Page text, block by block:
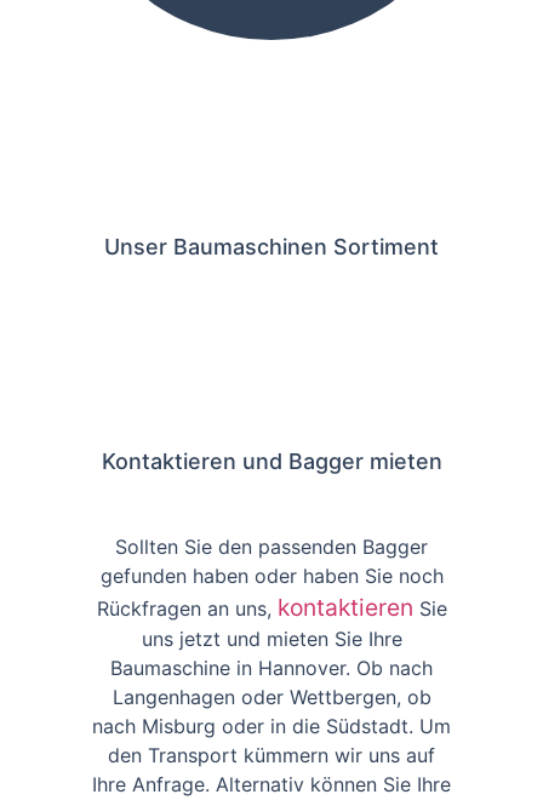
Unser Baumaschinen Sortiment
Kontaktieren und Bagger mieten
Sollten Sie den passenden Bagger
gefunden haben oder haben Sie noch
Rückfragen an uns, kontaktieren Sie
uns jetzt und mieten Sie Ihre
Baumaschine in Hannover. Ob nach
Langenhagen oder Wettbergen, ob
nach Misburg oder in die Südstadt. Um
den Transport kümmern wir uns auf
Ihre Anfrage. Alternativ können Sie Ihre